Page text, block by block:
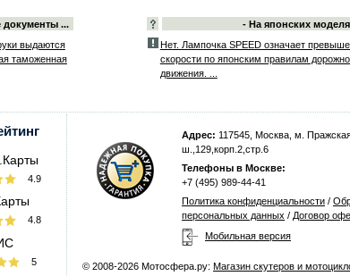
документы ...
выдаются
таможенная
- На японских
Нет. Лампочка SPEED означает
скорости по японским правилам
движения. ...
4.9
4.8
5
Адрес: 117545, Москва, м.
ш.,129,корп.2,стр.6
Телефоны в Москве:
+7 (495) 989-44-41
Политика конфиденциальности /
персональных данных / Договор
Мобильная версия
© 2008-2026 Мотосфера.ру: Магазин скутеров и